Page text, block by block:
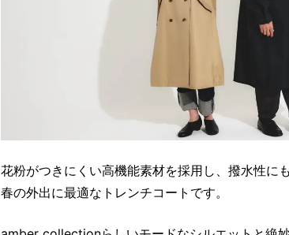
花粉がつきにくい高機能素材を採用し、撥水性に
春の外出に最適なトレンチコートです。